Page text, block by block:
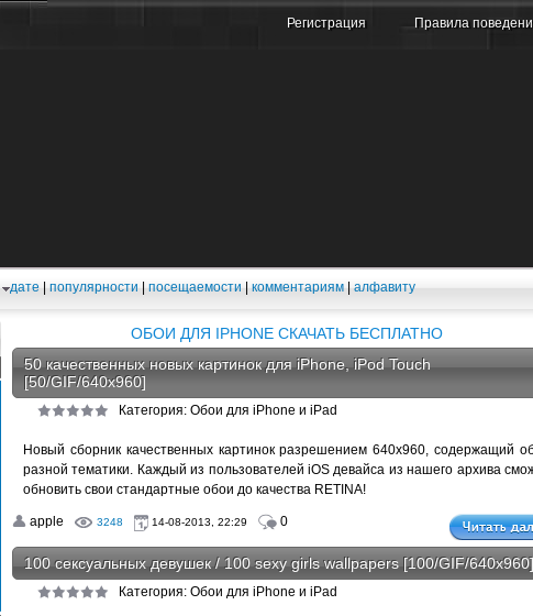
Регистрация Правила
дате популярности посещаемости комментариям алфавиту
ОБОИ ДЛЯ IPHONE CКАЧАТЬ БЕСПЛАТНО
50 качественных новых картинок для iPhone, iPod Touch
[50/GIF/640x960]
Категория: Обои для iPhone и iPad
Новый сборник качественных картинок разрешением 640x960, содержащий
разной тематики. Каждый из пользователей iOS девайса из нашего архива
обновить свои стандартные обои до качества RETINA!
apple 3248 14-08-2013, 22:29 0
100 сексуальных девушек / 100 sexy girls wallpapers [100/GIF/640x960]
Категория: Обои для iPhone и iPad